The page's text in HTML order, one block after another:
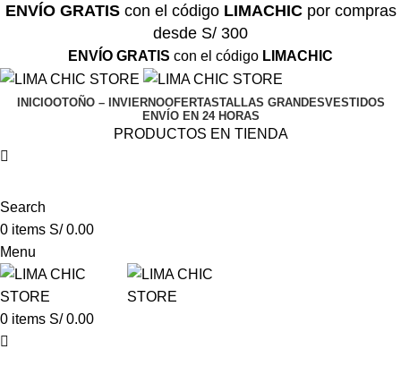
ENVÍO GRATIScon el código LIMACHICpor compras
desde S/ 300
ENVÍO GRATIS con el código LIMACHIC
INICIOOTOÑO – INVIERNOOFERTASTALLAS GRANDESVESTIDOS
ENVÍO EN 24 HORAS
PRODUCTOS EN TIENDA
Search
0 items S/0.00
Menu
0 items S/0.00